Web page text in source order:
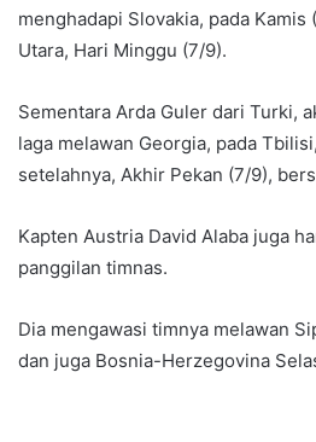
menghadapi Slovakia, pada
Utara, Hari Minggu (7/9).
Sementara Arda Guler dari Turki,
laga melawan Georgia, pada
setelahnya, Akhir Pekan (7/9),
Kapten Austria David Alaba juga
panggilan timnas.
Dia mengawasi timnya melawan
dan juga Bosnia-Herzegovina